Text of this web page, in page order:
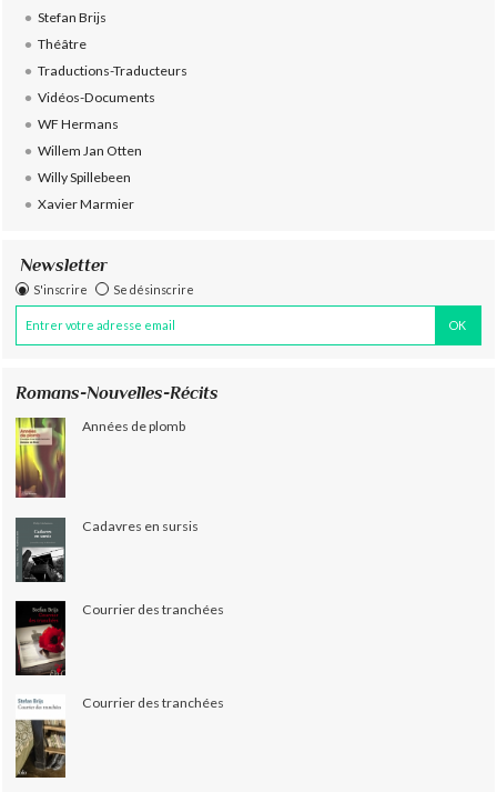
Stefan Brijs
Théâtre
Traductions-Traducteurs
Vidéos-Documents
WF Hermans
Willem Jan Otten
Willy Spillebeen
Xavier Marmier
Newsletter
S'inscrire Se désinscrire
Romans-Nouvelles-Récits
Années de plomb
Cadavres en sursis
Courrier des tranchées
Courrier des tranchées